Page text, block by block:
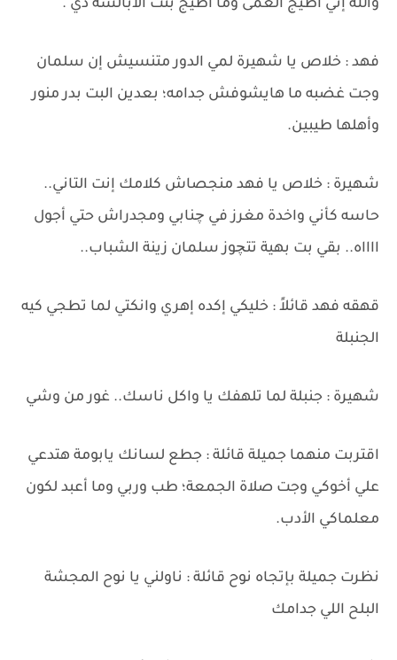
والله إني أطيج العمى وما أطيج بنت الأبالسة دي .
فهد : خلاص يا شهيرة لمي الدور متنسيش إن سلمان
وجت غضبه ما هايشوفش جدامه؛ بعدين البت بدر منور
وأهلها طيبين.
شهيرة : خلاص يا فهد منجصاش كلامك إنت التاني..
حاسه كأني واخدة مغرز في چنابي ومجدراش حتي أجول
ااااه.. بقي بت بهية تتچوز سلمان زينة الشباب..
قهقه فهد قائلاً : خليكي إكده إهري وانكتي لما تطجي كيه
الجنبلة
شهيرة : جنبلة لما تلهفك يا واكل ناسك.. غور من وشي
اقتربت منهما جميلة قائلة : جطع لسانك يابومة هتدعي
علي أخوكي وجت صلاة الجمعة؛ طب وربي وما أعبد لكون
معلماكي الأدب.
نظرت جميلة بإتجاه نوح قائلة : ناولني يا نوح المجشة
البلح اللي جدامك